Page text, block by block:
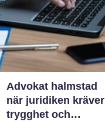
Advokat halmstad
när juridiken kräver
trygghet och